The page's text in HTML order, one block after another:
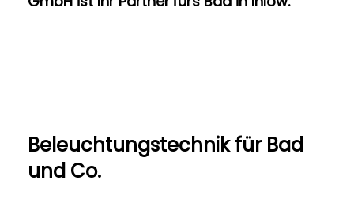
Beleuchtungstechnik für Bad
und Co.